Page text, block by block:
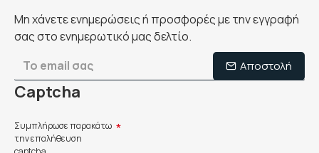
Μη χάνετε ενημερώσεις ή προσφορές με την εγγραφή
σας στο ενημερωτικό μας δελτίο.
Αποστολή
Captcha
Συμπλήρωσε παρακάτω
την επαλήθευση